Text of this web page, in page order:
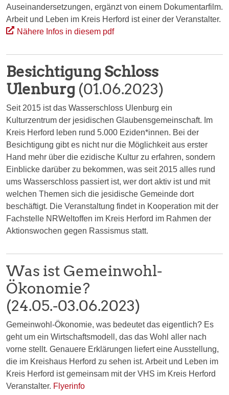
Auseinandersetzungen, ergänzt von einem Dokumentarfilm.
Arbeit und Leben im Kreis Herford ist einer der Veranstalter.
Nähere Infos in diesem pdf
Besichtigung Schloss
Ulenburg (01.06.2023)
Seit 2015 ist das Wasserschloss Ulenburg ein
Kulturzentrum der jesidischen Glaubensgemeinschaft. Im
Kreis Herford leben rund 5.000 Eziden*innen. Bei der
Besichtigung gibt es nicht nur die Möglichkeit aus erster
Hand mehr über die ezidische Kultur zu erfahren, sondern
Einblicke darüber zu bekommen, was seit 2015 alles rund
ums Wasserschloss passiert ist, wer dort aktiv ist und mit
welchen Themen sich die jesidische Gemeinde dort
beschäftigt. Die Veranstaltung findet in Kooperation mit der
Fachstelle NRWeltoffen im Kreis Herford im Rahmen der
Aktionswochen gegen Rassismus statt.
Was ist Gemeinwohl-
Ökonomie?
(24.05.-03.06.2023)
Gemeinwohl-Ökonomie, was bedeutet das eigentlich? Es
geht um ein Wirtschaftsmodell, das das Wohl aller nach
vorne stellt. Genauere Erklärungen liefert eine Ausstellung,
die im Kreishaus Herford zu sehen ist. Arbeit und Leben im
Kreis Herford ist gemeinsam mit der VHS im Kreis Herford
Veranstalter. Flyerinfo